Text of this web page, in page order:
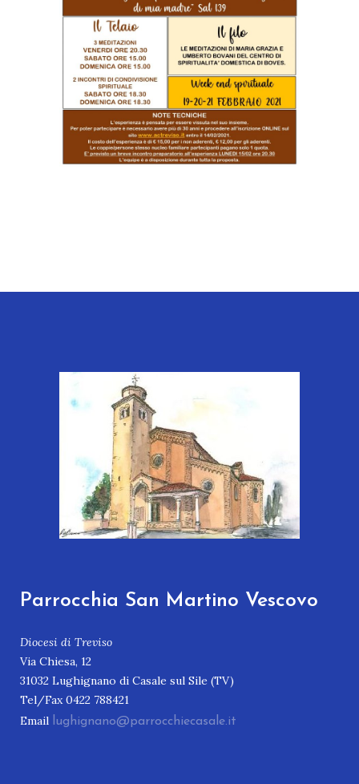
Parrocchia San Martino Vescovo
Diocesi di Treviso
Via Chiesa, 12
31032 Lughignano di Casale sul Sile (TV)
Tel/Fax 0422 788421
Email lughignano@parrocchiecasale.it